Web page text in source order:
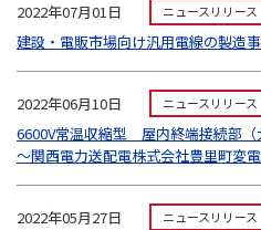
2022年07月01日 ニュースリリース
建設・電販市場向け汎用電線の製造
2022年06月10日 ニュースリリース
6600V常温収縮型 屋内終端接続部（
～関西電力送配電株式会社豊里町変
2022年05月27日 ニュースリリース